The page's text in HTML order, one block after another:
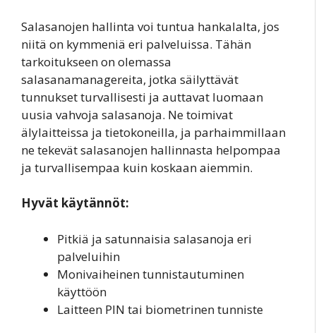
Salasanojen hallinta voi tuntua hankalalta, jos
niitä on kymmeniä eri palveluissa. Tähän
tarkoitukseen on olemassa
salasanamanagereita, jotka säilyttävät
tunnukset turvallisesti ja auttavat luomaan
uusia vahvoja salasanoja. Ne toimivat
älylaitteissa ja tietokoneilla, ja parhaimmillaan
ne tekevät salasanojen hallinnasta helpompaa
ja turvallisempaa kuin koskaan aiemmin.
Hyvät käytännöt:
Pitkiä ja satunnaisia salasanoja eri
palveluihin
Monivaiheinen tunnistautuminen
käyttöön
Laitteen PIN tai biometrinen tunniste